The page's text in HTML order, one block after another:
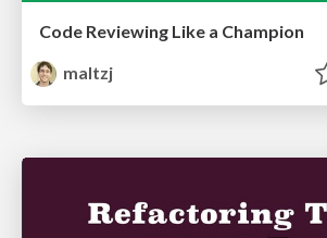
Code Reviewing Like a Champion
maltzj